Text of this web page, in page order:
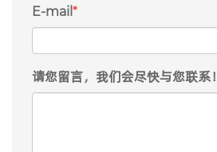
E-mail *
请您留言，我们会尽快与您联系！